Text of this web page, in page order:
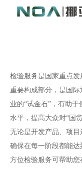
检验、评
规范供应
检验服务是国家重点
重要构成部分，是国
业的“试金石”，有助
水平，提高大众对“国
无论是开发产品、项
确保在每一阶段都能
方位检验服务可帮助